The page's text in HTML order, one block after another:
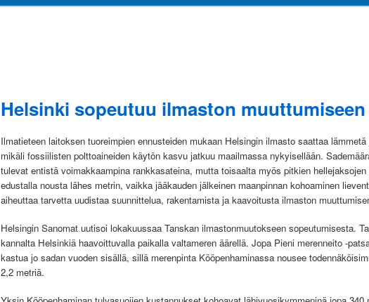
Helsinki sopeutuu ilmaston muuttumiseen
Ilmatieteen laitoksen tuoreimpien ennusteiden mukaan Helsingin ilmasto saattaa
mikäli fossiilisten polttoaineiden käytön kasvu jatkuu maailmassa nykyisellään.
tulevat entistä voimakkaampina rankkasateina, mutta toisaalta myös pitkien
edustalla nousta lähes metrin, vaikka jääkauden jälkeinen maanpinnan kohoaminen
aiheuttaa tarvetta uudistaa suunnittelua, rakentamista ja kaavoitusta ilmaston
Helsingin Sanomat uutisoi lokakuussaa Tanskan ilmastonmuutokseen sopeutumisesta.
kannalta Helsinkiä haavoittuvalla paikalla valtameren äärellä. Jopa Pieni merenneito -
kastua jo sadan vuoden sisällä, sillä merenpinta Kööpenhaminassa nousee
2,2 metriä.